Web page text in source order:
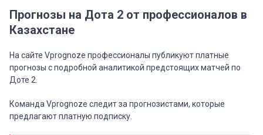
Прогнозы на Дота 2 от профессионалов в
Казахстане
На сайте Vprognoze профессионалы публикуют платные
прогнозы с подробной аналитикой предстоящих матчей по
Доте 2.
Команда Vprognoze следит за прогнозистами, которые
предлагают платную подписку.